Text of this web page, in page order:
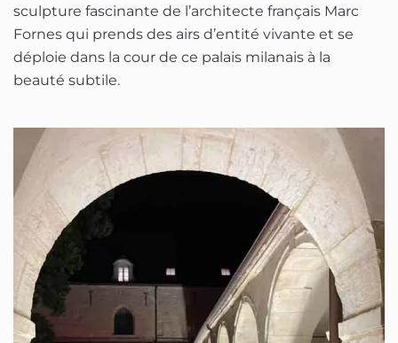
sculpture fascinante de l’architecte français Marc
Fornes qui prends des airs d’entité vivante et se
déploie dans la cour de ce palais milanais à la
beauté subtile.